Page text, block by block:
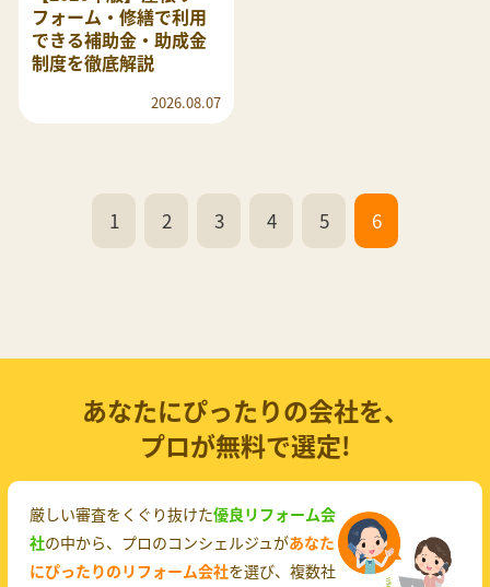
フォーム・修繕で利用
できる補助金・助成金
制度を徹底解説
2026.08.07
1 2 3 4 5 6
あなたにぴったりの会社を、
プロが無料で選定!
厳しい審査をくぐり抜けた優良リフォーム会
社の中から、プロのコンシェルジュがあなた
にぴったりのリフォーム会社を選び、複数社